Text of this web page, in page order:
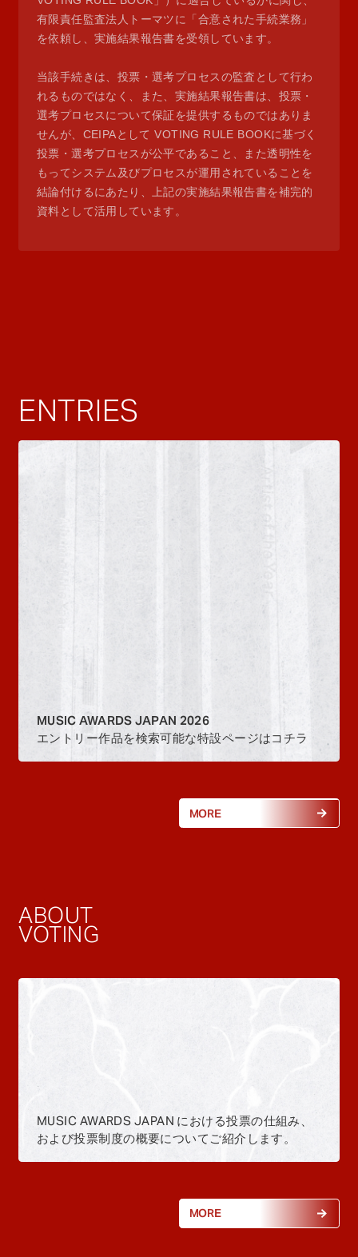
有限責任監査法人トーマツに「合意された手続業務」
を依頼し、実施結果報告書を受領しています。
当該手続きは、投票・選考プロセスの監査として行わ
れるものではなく、また、実施結果報告書は、投票・
選考プロセスについて保証を提供するものではありま
せんが、CEIPAとして VOTING RULE BOOKに基づく
投票・選考プロセスが公平であること、また透明性を
もってシステム及びプロセスが運用されていることを
結論付けるにあたり、上記の実施結果報告書を補完的
資料として活用しています。
ENTRIES
MUSIC AWARDS JAPAN 2026
エントリー作品を検索可能な特設ページはコチラ
MORE
ABOUT
VOTING
MUSIC AWARDS JAPAN における投票の仕組み、
および投票制度の概要についてご紹介します。
MORE